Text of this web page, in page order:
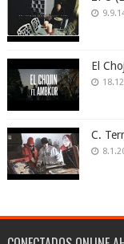
El
C.